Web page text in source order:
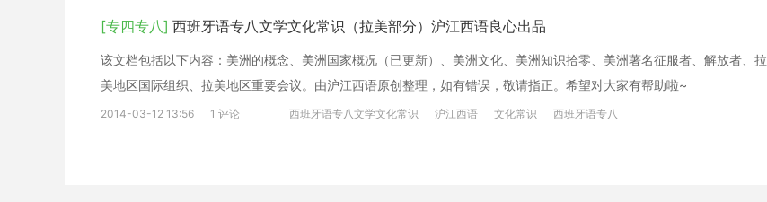
[专四专八] 西班牙语专八文学文化常识（拉美部分）沪江西语良心出品
该文档包括以下内容：美洲的概念、美洲国家概况（已更新）、美洲文化、美洲知识拾零、美洲著名征服者、解放者、拉
美地区国际组织、拉美地区重要会议。由沪江西语原创整理，如有错误，敬请指正。希望对大家有帮助啦~
2014-03-12 13:56 1 评论 西班牙语专八文学文化常识 沪江西语 文化常识 西班牙语专八